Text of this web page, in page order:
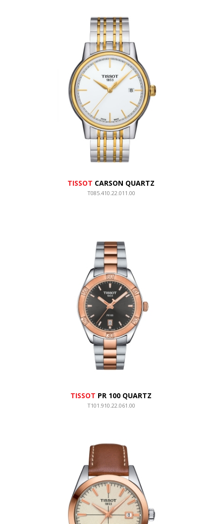
TISSOT CARSON QUARTZ
T085.410.22.011.00
TISSOT PR 100 QUARTZ
T101.910.22.061.00